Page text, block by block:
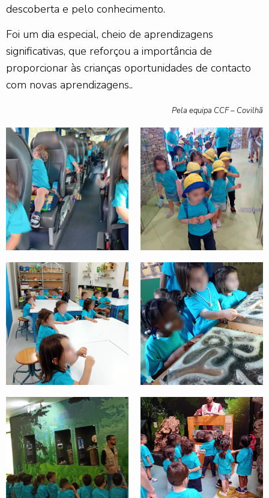
descoberta e pelo conhecimento.
Foi um dia especial, cheio de aprendizagens
significativas, que reforçou a importância de
proporcionar às crianças oportunidades de contacto
com novas aprendizagens..
Pela equipa CCF – Covilhã